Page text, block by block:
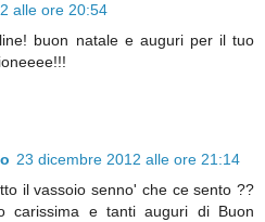
alle ore 20:54
buon natale e auguri per il tuo
23 dicembre 2012 alle ore 21:14
il vassoio senno' che ce sento ??
carissima e tanti auguri di Buon